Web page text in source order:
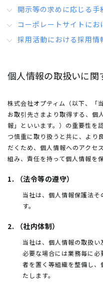
開示等の求めに応じる手
コーポレートサイトに
採用活動における採用
個人情報の取扱いに関
株式会社オプティム（以下、「
お取引先さまより取得する、個
報」といいます。）の重要性を
つ慎重に取り扱うと共に、より
だくため、個人情報へのアクセ
組み、責任を持って個人情報を
1. （法令等の遵守）
当社は、個人情報保護法
す。
2. （社内体制）
当社は、個人情報の取扱
必要な場合には業務毎に
者を置く等組織を整備し
たします。